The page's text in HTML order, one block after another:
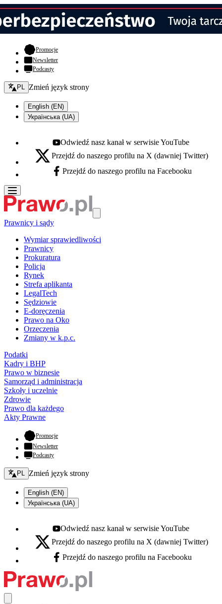
Promocje- otwiera się w nowej karcie
Newsletter
Podcasty
Zmień język - bieżący:
PL Zmień język strony
English (EN)
Українська (UA)
Youtube - otwiera się w nowej karcie
Odwiedź nasz kanał w serwisie YouTube
X - otwiera się w nowej karcie
Przejdź do naszego profilu na X (dawniej Twitter)
Facebook - otwiera się w nowej karcie
Przejdź do naszego profilu na Facebooku
Prawnicy i sądy
Wymiar sprawiedliwości
Prawnicy
Prokuratura
Policja
Rynek
Strefa aplikanta
LegalTech
Sędziowie
E-doręczenia
Prawo na Oko
Orzeczenia
Zmiany w k.p.c.
Podatki
Kadry i BHP
Prawo w biznesie
Samorząd i administracja
Szkoły i uczelnie
Zdrowie
Prawo dla każdego
Akty Prawne
Promocje- otwiera się w nowej karcie
Newsletter
Podcasty
Zmień język - bieżący:
PL Zmień język strony
English (EN)
Українська (UA)
Youtube - otwiera się w nowej karcie
Odwiedź nasz kanał w serwisie YouTube
X - otwiera się w nowej karcie
Przejdź do naszego profilu na X (dawniej Twitter)
Facebook - otwiera się w nowej karcie
Przejdź do naszego profilu na Facebooku